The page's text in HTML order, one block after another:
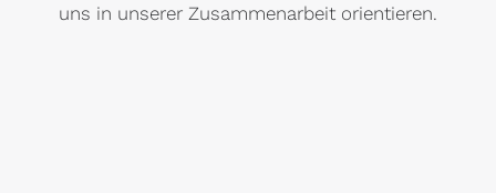
uns in unserer Zusammenarbeit orientieren.